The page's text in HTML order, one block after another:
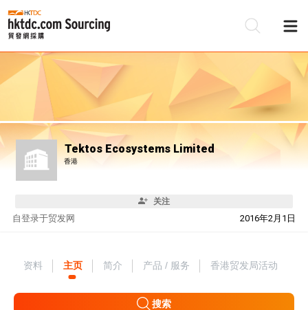
Tektos Ecosystems Limited
香港
关注
自 2016年2月1日
登录于贸发网
资料 主页 简介 产品 / 服务 香港贸发局活动
搜索